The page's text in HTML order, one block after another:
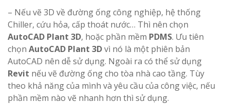
– Nếu vẽ 3D về đường ống công nghiệp, hệ thống
Chiller, cứu hỏa, cấp thoát nước… Thì nên chọn
AutoCAD Plant 3D, hoặc phần mềm PDMS. Ưu tiên
chọn AutoCAD Plant 3Dvì nó là một phiên bản
AutoCAD nên dễ sử dụng. Ngoài ra có thể sử dụng
Revit nếu vẽ đường ống cho tòa nhà cao tầng. Tùy
theo khả năng của mình và yêu cầu của công việc, nếu
phần mềm nào vẽ nhanh hơn thì sử dụng.